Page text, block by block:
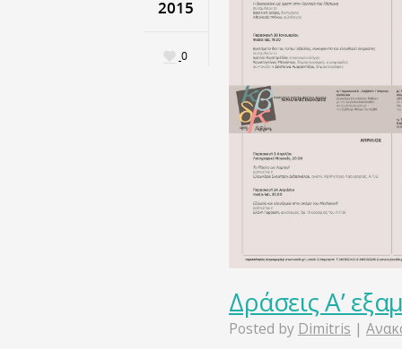
2015
0
Δράσεις Α’
Posted by Dimitris |